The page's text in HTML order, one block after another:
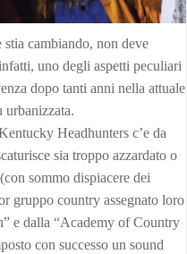
cambiando, non deve
uno degli aspetti peculiari
dopo tanti anni nella attuale
urbanizzata.
Headhunters c’e da
sia troppo azzardato o
sommo dispiacere dei
gruppo country assegnato loro
e dalla “Academy of Country
con successo un sound